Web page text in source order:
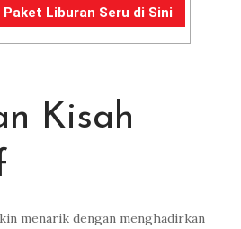
Liburan Seru di Sini
Kisah
menarik dengan menghadirkan